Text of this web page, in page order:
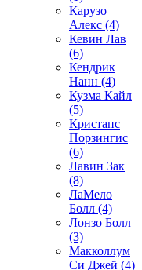
Карузо
Алекс (4)
Кевин Лав
(6)
Кендрик
Нанн (4)
Кузма Кайл
(5)
Кристапс
Порзингис
(6)
Лавин Зак
(8)
ЛаМело
Болл (4)
Лонзо Болл
(3)
Макколлум
Си Джей (4)